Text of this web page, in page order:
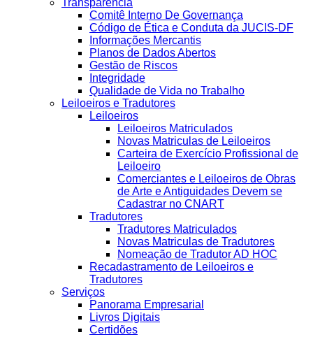
Transparência
Comitê Interno De Governança
Código de Ética e Conduta da JUCIS-DF
Informações Mercantis
Planos de Dados Abertos
Gestão de Riscos
Integridade
Qualidade de Vida no Trabalho
Leiloeiros e Tradutores
Leiloeiros
Leiloeiros Matriculados
Novas Matriculas de Leiloeiros
Carteira de Exercício Profissional de
Leiloeiro
Comerciantes e Leiloeiros de Obras
de Arte e Antiguidades Devem se
Cadastrar no CNART
Tradutores
Tradutores Matriculados
Novas Matriculas de Tradutores
Nomeação de Tradutor AD HOC
Recadastramento de Leiloeiros e
Tradutores
Serviços
Panorama Empresarial
Livros Digitais
Certidões